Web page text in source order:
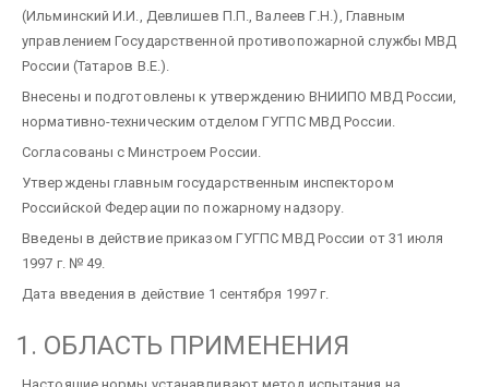
(Ильминский И.И., Девлишев П.П., Валеев Г.Н.), Главным
управлением Государственной противопожарной службы МВД
России (Татаров В.Е.).
Внесены и подготовлены к утверждению ВНИИПО МВД России,
нормативно-техническим отделом ГУГПС МВД России.
Согласованы с Минстроем России.
Утверждены главным государственным инспектором
Российской Федерации по пожарному надзору.
Введены в действие приказом ГУГПС МВД России от 31 июля
1997 г. № 49.
Дата введения в действие 1 сентября 1997 г.
1. ОБЛАСТЬ ПРИМЕНЕНИЯ